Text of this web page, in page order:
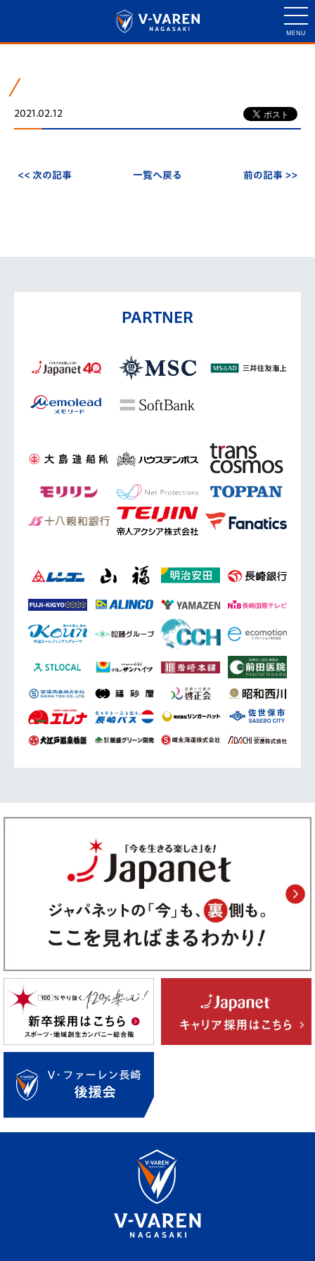
2021.02.12
<< 次の記事 一覧へ戻る 前の記事 >>
PARTNER